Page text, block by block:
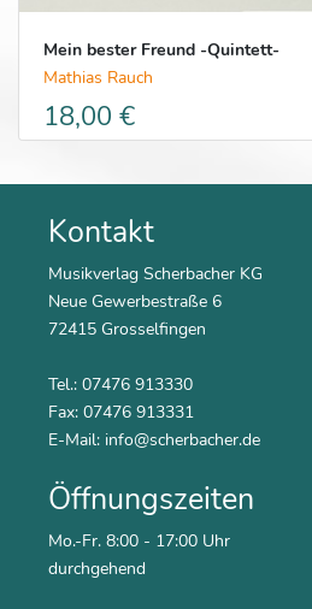
Mein bester Freund -Quintett-
Mathias Rauch
18,00 €
Kontakt
Musikverlag Scherbacher KG
Neue Gewerbestraße 6
72415 Grosselfingen
Tel.: 07476 913330
Fax: 07476 913331
E-Mail: info@scherbacher.de
Öffnungszeiten
Mo.-Fr. 8:00 - 17:00 Uhr
durchgehend